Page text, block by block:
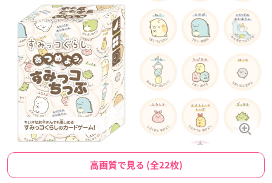
高画質で見る (全22枚)